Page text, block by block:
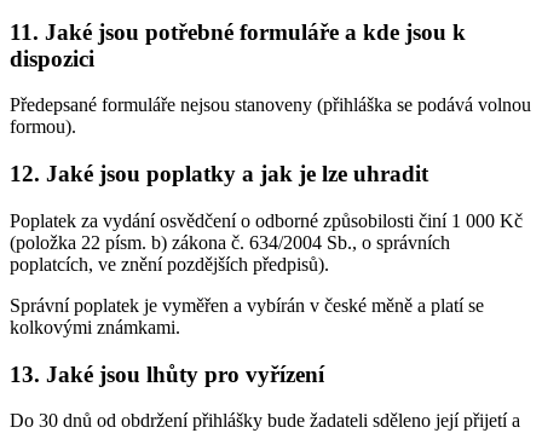
11. Jaké jsou potřebné formuláře a kde jsou k
dispozici
Předepsané formuláře nejsou stanoveny (přihláška se podává volnou
formou).
12. Jaké jsou poplatky a jak je lze uhradit
Poplatek za vydání osvědčení o odborné způsobilosti činí 1 000 Kč
(položka 22 písm. b) zákona č. 634/2004 Sb., o správních
poplatcích, ve znění pozdějších předpisů).
Správní poplatek je vyměřen a vybírán v české měně a platí se
kolkovými známkami.
13. Jaké jsou lhůty pro vyřízení
Do 30 dnů od obdržení přihlášky bude žadateli sděleno její přijetí a